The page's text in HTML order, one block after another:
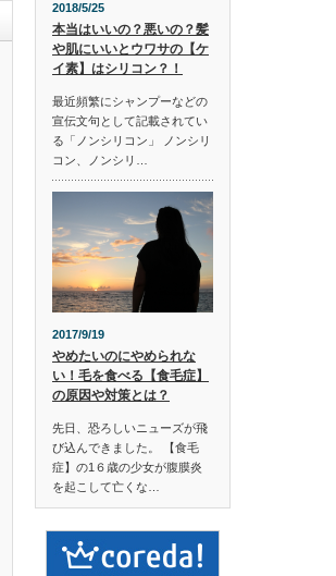
2018/5/25
本当はいいの？悪いの？髪
や肌にいいとウワサの【ケ
イ素】はシリコン？！
最近頻繁にシャンプーなどの
宣伝文句として記載されてい
る「ノンシリコン」 ノンシリ
コン、ノンシリ…
2017/9/19
やめたいのにやめられな
い！毛を食べる【食毛症】
の原因や対策とは？
先日、恐ろしいニューズが飛
び込んできました。 【食毛
症】の1６歳の少女が腹膜炎
を起こして亡くな…